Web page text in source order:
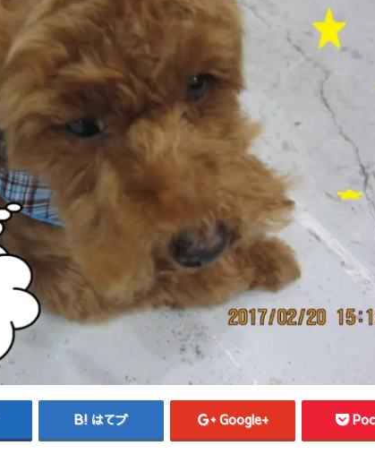
はてブ Google+